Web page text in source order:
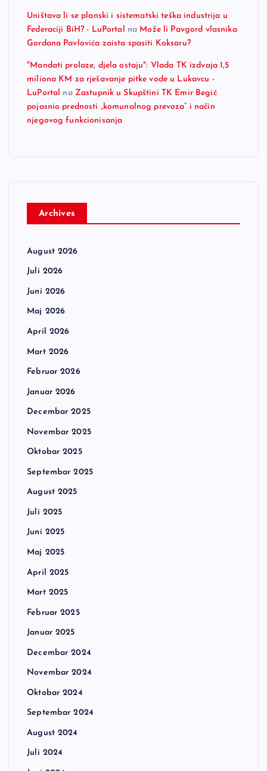
Uništava li se planski i sistematski teška industrija u
Federaciji BiH? - LuPortal
na Može li Pavgord vlasnika
Gordana Pavlovića zaista spasiti Koksaru?
"Mandati prolaze, djela ostaju": Vlada TK izdvaja 1,5
miliona KM za rješavanje pitke vode u Lukavcu -
LuPortal na Zastupnik u Skupštini TK Emir Begić
pojasnio prednosti „komunalnog prevoza“ i način
njegovog funkcionisanja
Archives
August 2026
Juli 2026
Juni 2026
Maj 2026
April 2026
Mart 2026
Februar 2026
Januar 2026
Decembar 2025
Novembar 2025
Oktobar 2025
Septembar 2025
August 2025
Juli 2025
Juni 2025
Maj 2025
April 2025
Mart 2025
Februar 2025
Januar 2025
Decembar 2024
Novembar 2024
Oktobar 2024
Septembar 2024
August 2024
Juli 2024